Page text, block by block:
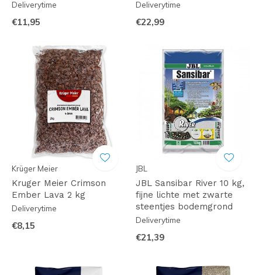
Deliverytime
€11,95
Deliverytime
€22,99
Krüger Meier
Kruger Meier Crimson
Ember Lava 2 kg
Deliverytime
€8,15
JBL
JBL Sansibar River 10 kg,
fijne lichte met zwarte
steentjes bodemgrond
Deliverytime
€21,39